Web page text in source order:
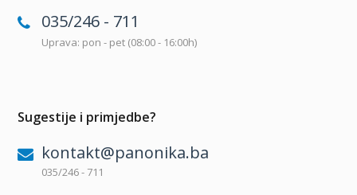
035/246 - 711
Uprava: pon - pet (08:00 - 16:00h)
Sugestije i primjedbe?
kontakt@panonika.ba
035/246 - 711